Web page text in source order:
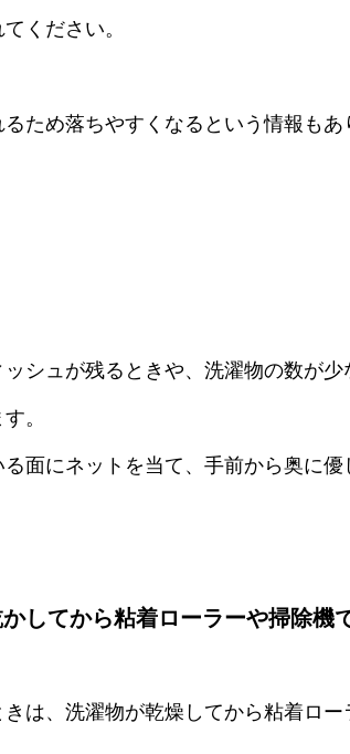
ください。
ため落ちやすくなるという情報も
シュが残るときや、洗濯物の数が少
。
面にネットを当て、手前から奥に
してから粘着ローラーや掃除機
は、洗濯物が乾燥してから粘着ロー